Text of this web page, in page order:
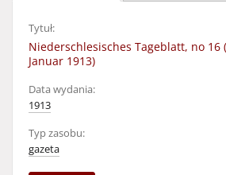
Tytuł:
Niederschlesisches Tageblatt, no 16
Januar 1913)
Data wydania:
1913
Typ zasobu:
gazeta